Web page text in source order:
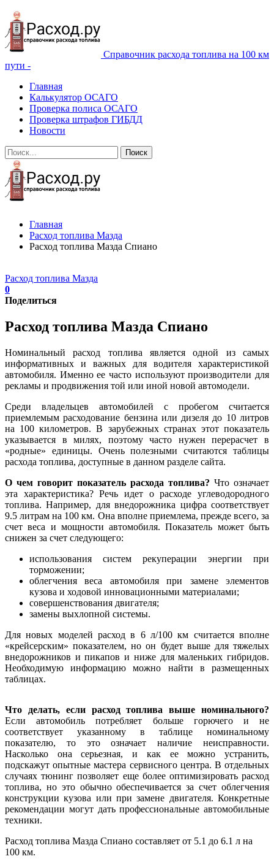
Справочник расхода топлива на 100 км
пути -
Главная
Калькулятор ОСАГО
Проверка полиса ОСАГО
Проверка штрафов ГИБДД
Новости
Главная
Расход топлива Мазда
Расход топлива Мазда Спиано
Расход топлива Мазда
0
Поделиться
Расход топлива Мазда Спиано
Номинальный расход топлива является одной из самых
информативных и важных для водителя характеристикой
автомобиля. Именно ее часто используют производители для
рекламы и продвижения той или иной новой автомодели.
Среди владельцев автомобилей с пробегом считается
приемлемым расходование бензина или дизеля до 10 литров
на 100 километров. В зарубежных странах этот показатель
указывается в милях, поэтому часто нужен перерасчет в
«родные» единицы. Очень полезными считаются таблицы
расхода топлива, доступные в данном разделе сайта.
О чем говорит показатель расхода топлива? Что означает
эта характеристика? Речь идет о расходе углеводородного
топлива. Например, для внедорожника цифра соответствует
9.5 литрам на 100 км. Она вполне приемлема, прежде всего, за
счет веса и мощности автомобиля. Показатель может быть
снижен за счет следующего:
использования систем рекуперации энергии при
торможении;
облегчения веса автомобиля при замене элементов
кузова и ходовой инновационными материалами;
совершенствования двигателя;
замены выхлопной системы.
Для новых моделей расход в 6 л/100 км считается вполне
«крейсерским» показателем, но он будет выше для тяжелых
внедорожников и пикапов и ниже для маленьких гибридов.
Необходимую информацию можно найти в размещенных
таблицах.
Что делать, если расход топлива выше номинального?
Если автомобиль потребляет больше горючего и не
соответствует указанному в таблице номинальному
показателю, то это означает наличие неисправности.
Насколько она серьезная, и как ее можно устранить,
подскажут опытные мастера сервисного центра. В отдельных
случаях тюнинг позволяет еще более оптимизировать расход
топлива, но это обычно обеспечивается за счет облегчения
конструкции кузова или при замене двигателя. Конкретные
рекомендации могут дать профессиональные автомобильные
техники.
Расход топлива Мазда Спиано составляет от 5.1 до 6.1 л на
100 км.